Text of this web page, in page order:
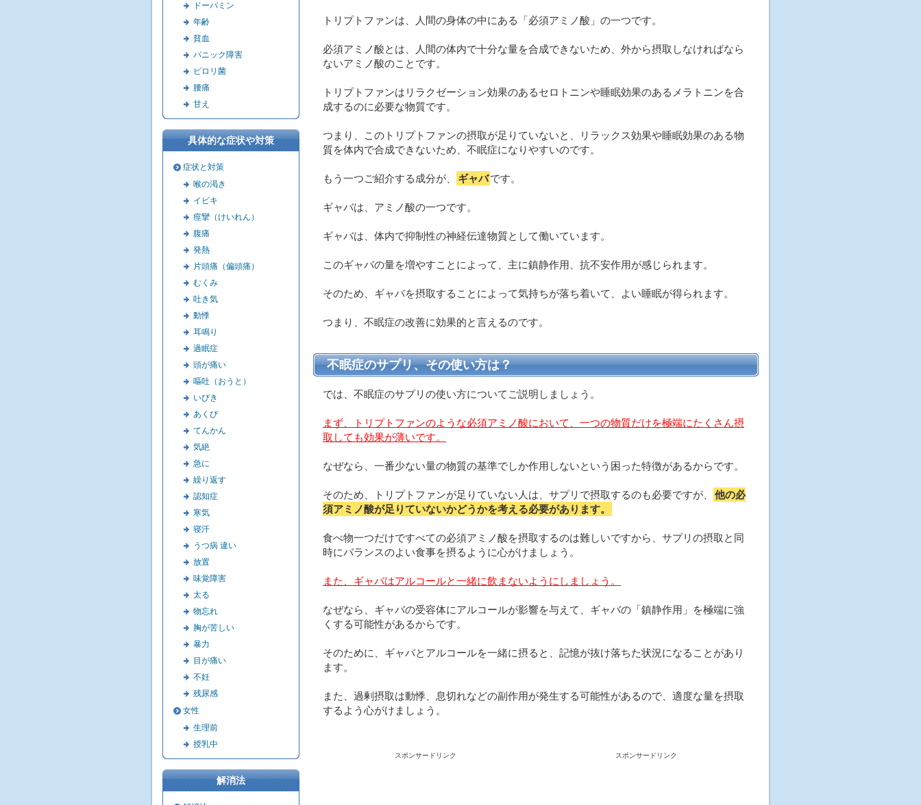
トリプトファンは、人間の身体の中にある「必須アミノ酸」の一つです。
必須アミノ酸とは、人間の体内で十分な量を合成できないため、外から摂取しなければなら
ないアミノ酸のことです。
トリプトファンはリラクゼーション効果のあるセロトニンや睡眠効果のあるメラトニンを合
成するのに必要な物質です。
つまり、このトリプトファンの摂取が足りていないと、リラックス効果や睡眠効果のある物
質を体内で合成できないため、不眠症になりやすいのです。
もう一つご紹介する成分が、 ギャバです。
ギャバは、アミノ酸の一つです。
ギャバは、体内で抑制性の神経伝達物質として働いています。
このギャバの量を増やすことによって、主に鎮静作用、抗不安作用が感じられます。
そのため、ギャバを摂取することによって気持ちが落ち着いて、よい睡眠が得られます。
つまり、不眠症の改善に効果的と言えるのです。
不眠症のサプリ、その使い方は？
では、不眠症のサプリの使い方についてご説明しましょう。
まず、トリプトファンのような必須アミノ酸において、一つの物質だけを極端にたくさん摂
取しても効果が薄いです。
なぜなら、一番少ない量の物質の基準でしか作用しないという困った特徴があるからです。
そのため、トリプトファンが足りていない人は、サプリで摂取するのも必要ですが、
他の必
須アミノ酸が足りていないかどうかを考える必要があります。
食べ物一つだけですべての必須アミノ酸を摂取するのは難しいですから、サプリの摂取と同
時にバランスのよい食事を摂るように心がけましょう。
また、ギャバはアルコールと一緒に飲まないようにしましょう。
なぜなら、ギャバの受容体にアルコールが影響を与えて、ギャバの「鎮静作用」を極端に強
くする可能性があるからです。
そのために、ギャバとアルコールを一緒に摂ると、記憶が抜け落ちた状況になることがあり
ます。
また、過剰摂取は動悸、息切れなどの副作用が発生する可能性があるので、適度な量を摂取
するよう心がけましょう。
スポンサードリンク スポンサードリンク
ドーパミン
年齢
貧血
パニック障害
ピロリ菌
腰痛
甘え
具体的な症状や対策
症状と対策
喉の渇き
イビキ
痙攣（けいれん）
腹痛
発熱
片頭痛（偏頭痛）
むくみ
吐き気
動悸
耳鳴り
過眠症
頭が痛い
嘔吐（おうと）
いびき
あくび
てんかん
気絶
急に
繰り返す
認知症
寒気
寝汗
うつ病 違い
放置
味覚障害
太る
物忘れ
胸が苦しい
暴力
目が痛い
不妊
残尿感
女性
生理前
授乳中
解消法